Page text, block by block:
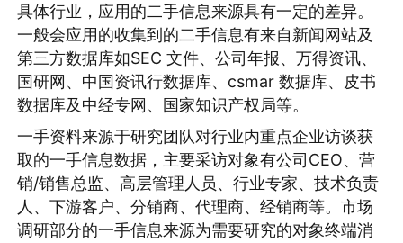
具体行业，应用的二手信息来源具有一定的差异。
一般会应用的收集到的二手信息有来自新闻网站及
第三方数据库如SEC 文件、公司年报、万得资讯、
国研网、中国资讯行数据库、csmar 数据库、皮书
数据库及中经专网、国家知识产权局等。
一手资料来源于研究团队对行业内重点企业访谈获
取的一手信息数据，主要采访对象有公司CEO、营
销/销售总监、高层管理人员、行业专家、技术负责
人、下游客户、分销商、代理商、经销商等。市场
调研部分的一手信息来源为需要研究的对象终端消